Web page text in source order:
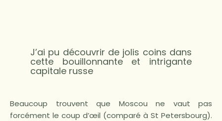
J’ai pu découvrir de jolis coins dans
cette bouillonnante et intrigante
capitale russe
Beaucoup trouvent que Moscou ne vaut pas
forcément le coup d’œil (comparé à St Petersbourg).